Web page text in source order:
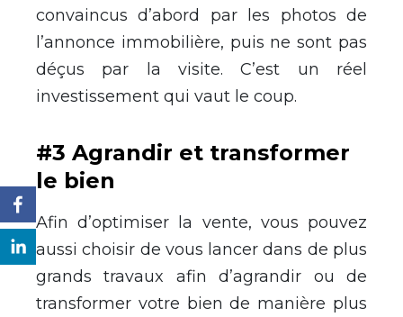
convaincus d’abord par les photos de
l’annonce immobilière, puis ne sont pas
déçus par la visite. C’est un réel
investissement qui vaut le coup.
#3 Agrandir et transformer
le bien
Afin d’optimiser la vente, vous pouvez
aussi choisir de vous lancer dans de plus
grands travaux afin d’agrandir ou de
transformer votre bien de manière plus